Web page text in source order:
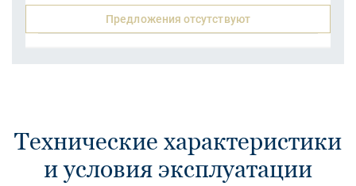
Предложения отсутствуют
Технические характеристики
и условия эксплуатации